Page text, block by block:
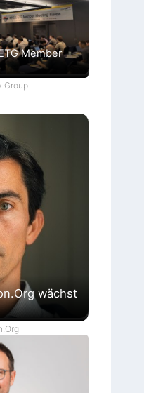
Member
Group
wächst